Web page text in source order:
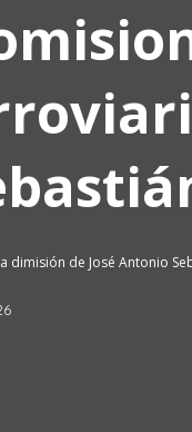
dimisión de José Antonio